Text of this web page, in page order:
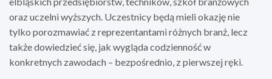
oraz uczelni wyższych. Uczestnicy będą mieli okazję nie
tylko porozmawiać z reprezentantami różnych branż, lecz
także dowiedzieć się, jak wygląda codzienność w
konkretnych zawodach – bezpośrednio, z pierwszej ręki.